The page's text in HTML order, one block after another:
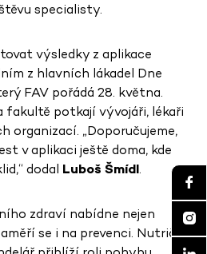
specialisty.
výsledky z aplikace
z hlavních lákadel Dne
FAV pořádá 28. května.
fakultě potkají vývojáři, lékaři
organizací. „Doporučujeme,
v aplikaci ještě doma, kde
dodal Luboš Šmídl.
zdraví nabídne nejen
se i na prevenci. Nutriční